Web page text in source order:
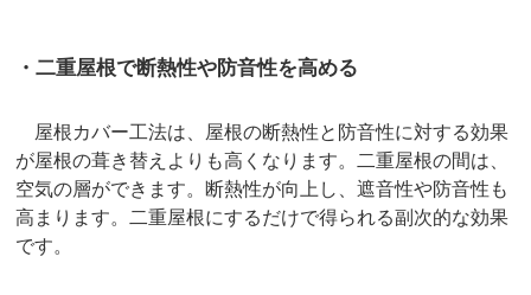
・二重屋根で断熱性や防音性を高める
屋根カバー工法は、屋根の断熱性と防音性に対する効果
が屋根の葺き替えよりも高くなります。二重屋根の間は、
空気の層ができます。断熱性が向上し、遮音性や防音性も
高まります。二重屋根にするだけで得られる副次的な効果
です。